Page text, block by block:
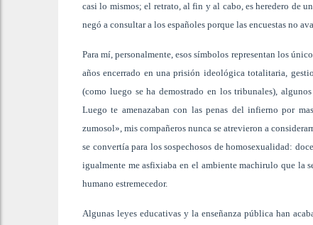
casi lo mismos; el retrato, al fin y al cabo, es heredero de
negó a consultar a los españoles porque las encuestas no
Para mí, personalmente, esos símbolos representan los
años encerrado en una prisión ideológica totalitaria,
(como luego se ha demostrado en los tribunales),
Luego te amenazaban con las penas del infierno por
zumosol», mis compañeros nunca se atrevieron a
se convertía para los sospechosos de homosexualidad:
igualmente me asfixiaba en el ambiente machirulo que la
humano estremecedor.
Algunas leyes educativas y la enseñanza pública han